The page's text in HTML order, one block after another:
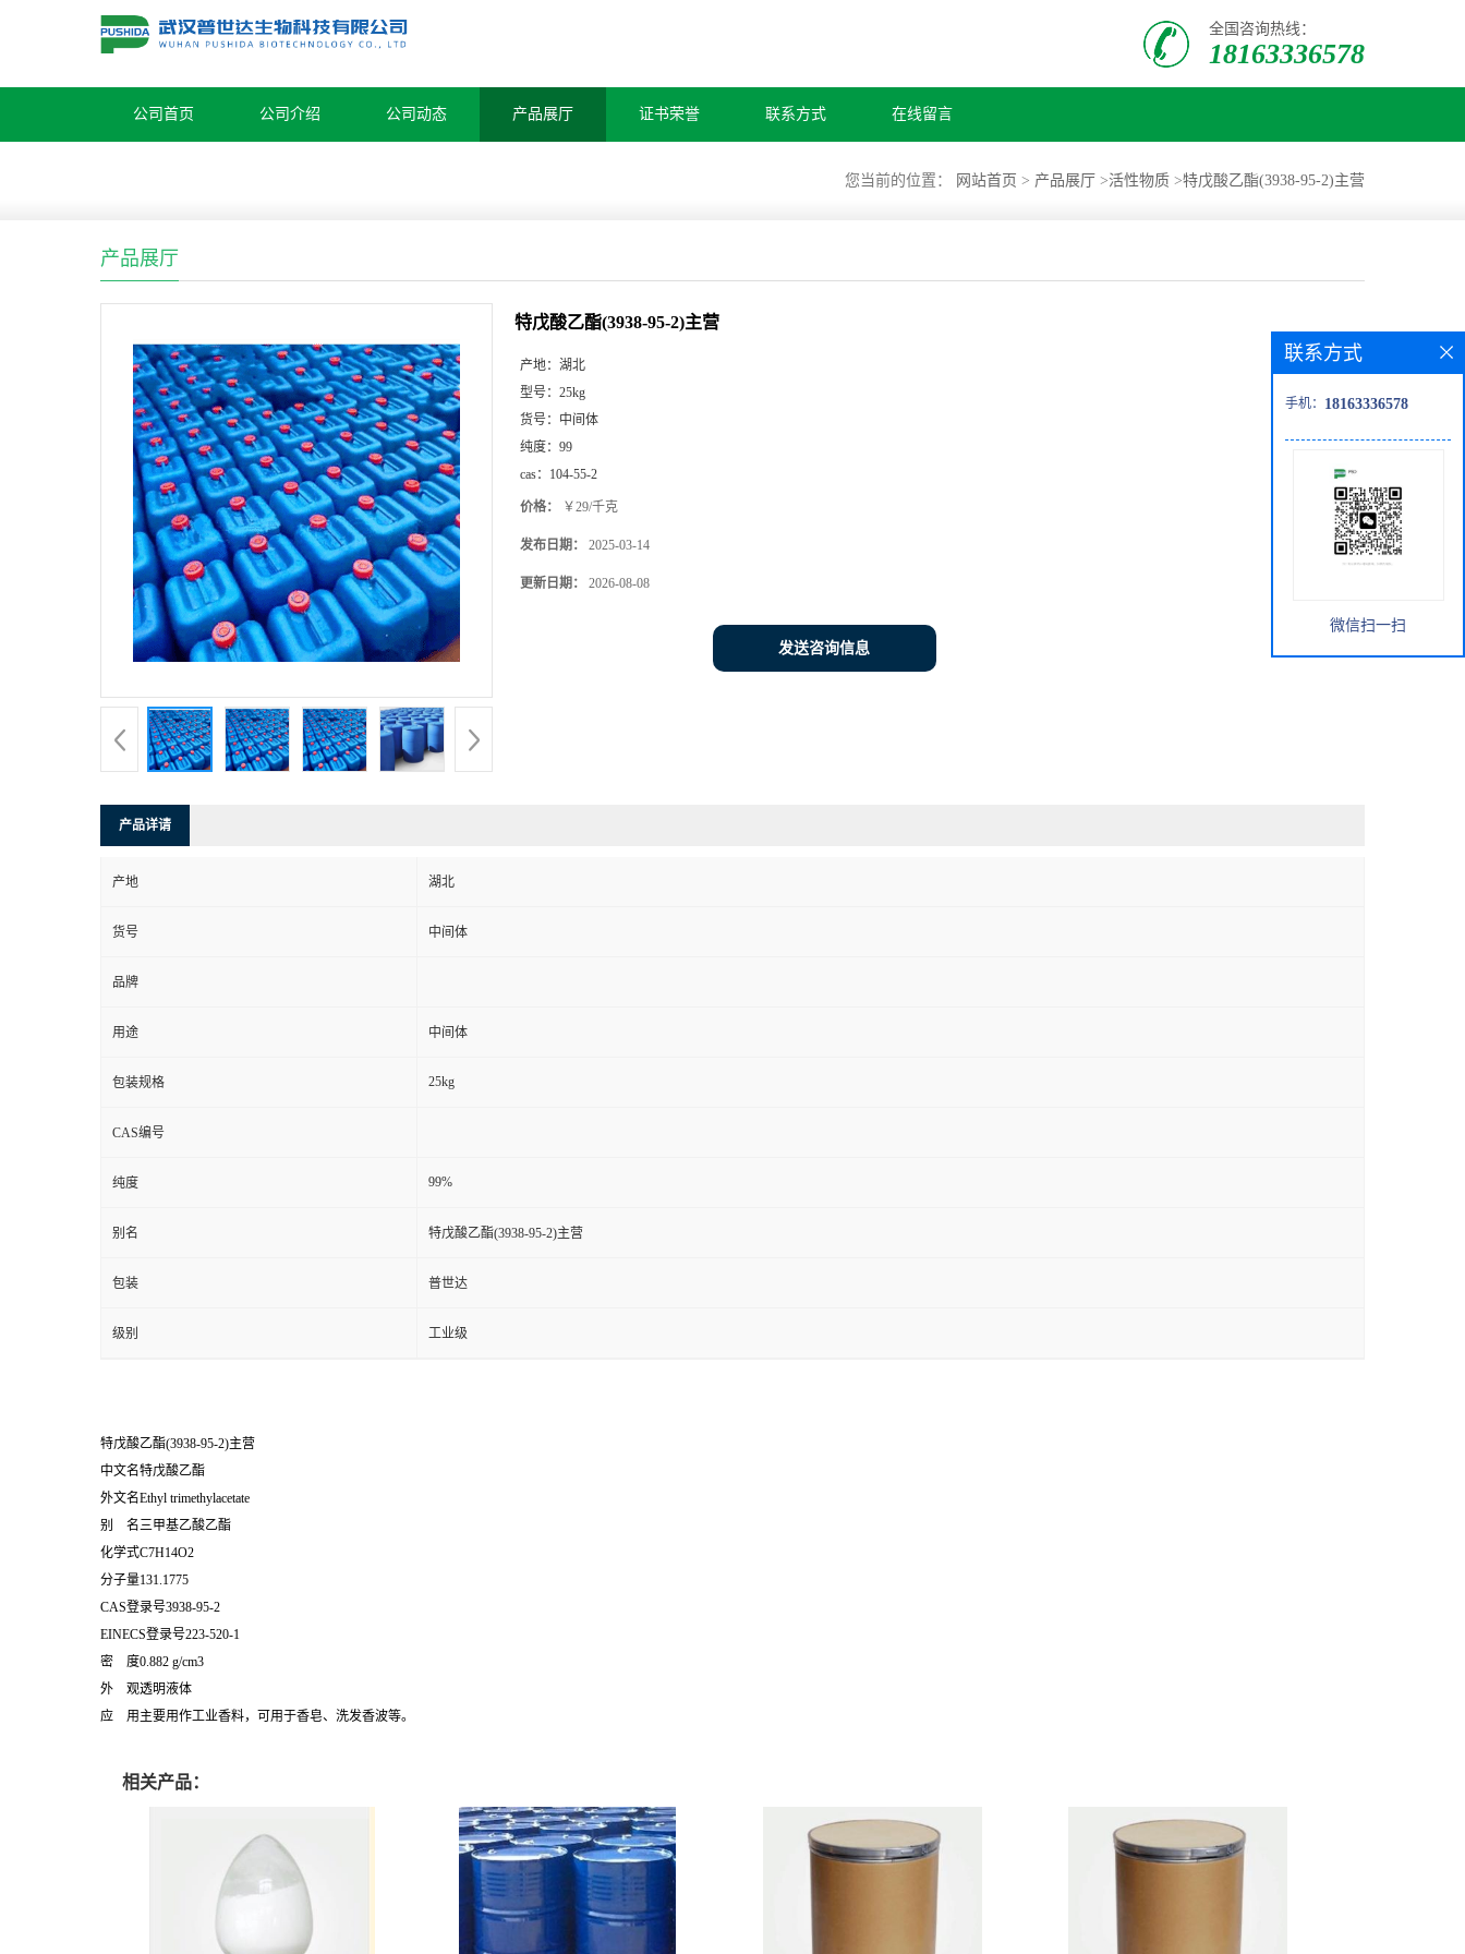
全国咨询热线：
18163336578
公司首页 公司介绍 公司动态 产品展厅 证书荣誉 联系方式 在线留言
您当前的位置： 网站首页 > 产品展厅 >活性物质 >特戊酸乙酯(3938-95-2)主营
产品展厅
特戊酸乙酯(3938-95-2)主营
产地： 湖北
型号： 25kg
货号： 中间体
纯度： 99
cas： 104-55-2
价格： ￥29/千克
发布日期： 2025-03-14
更新日期： 2026-08-08
发送咨询信息
产品详请
产地 湖北
货号 中间体
品牌
用途 中间体
包装规格 25kg
CAS编号
纯度 99%
别名 特戊酸乙酯(3938-95-2)主营
包装 普世达
级别 工业级
特戊酸乙酯(3938-95-2)主营
中文名特戊酸乙酯
外文名Ethyl trimethylacetate
别 名三甲基乙酸乙酯
化学式C7H14O2
分子量131.1775
CAS登录号3938-95-2
EINECS登录号223-520-1
密 度0.882 g/cm3
外 观透明液体
应 用主要用作工业香料，可用于香皂、洗发香波等。
相关产品：
联系方式
手机： 18163336578
微信扫一扫